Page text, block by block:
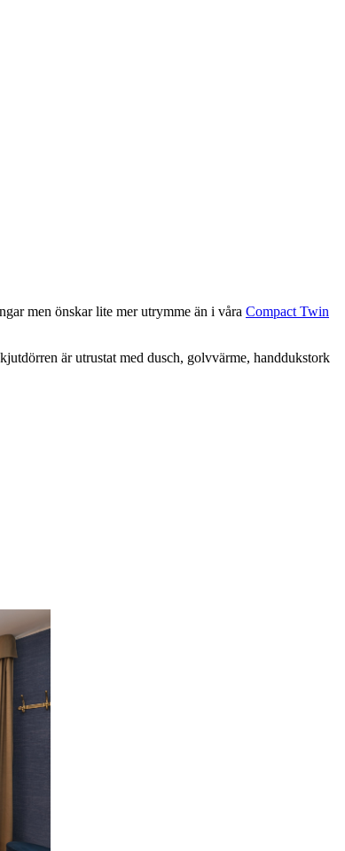
men önskar lite mer utrymme än i våra Compact Twin
är utrustat med dusch, golvvärme, handdukstork